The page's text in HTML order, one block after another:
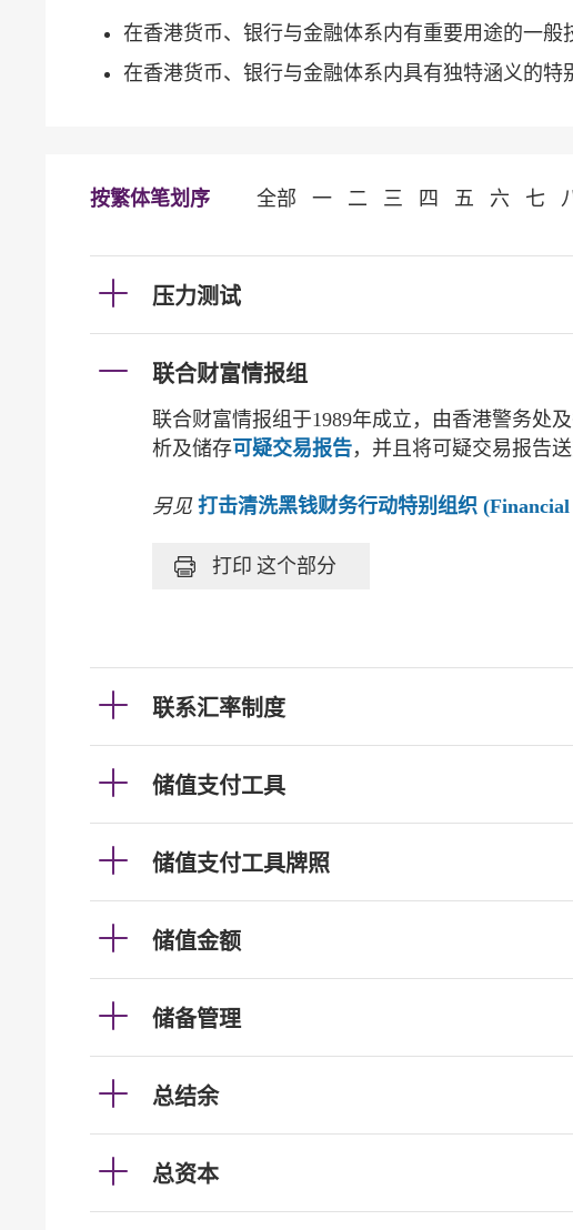
在香港货币、银行与金融体系内有重要用途的一般
在香港货币、银行与金融体系内具有独特涵义的特
按繁体笔划序 全部 一 二 三 四 五 六 七
压力测试
联合财富情报组
联合财富情报组于1989年成立，由香港警务处
析及储存可疑交易报告，并且将可疑交易报告
另见 打击清洗黑钱财务行动特别组织
打印 这个部分
联系汇率制度
储值支付工具
储值支付工具牌照
储值金额
储备管理
总结余
总资本